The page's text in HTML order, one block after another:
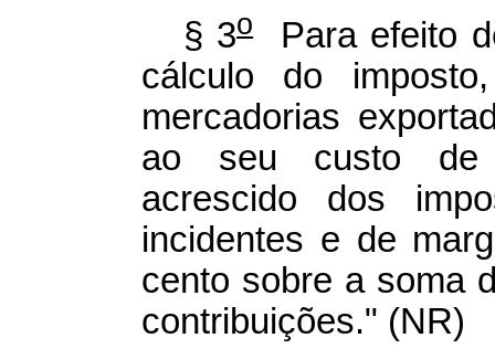
§ 3oPara efeito
cálculo do
mercadorias
ao seu custo de
acrescido dos
incidentes e de
cento sobre a soma
contribuições." (NR)